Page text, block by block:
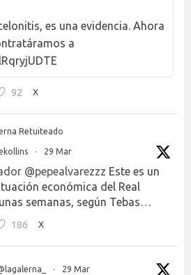
es una evidencia. Ahora
a
92 X
Retuiteado
· 29 Mar
@pepealvarezzz Este es un
económica del Real
semanas, según Tebas…
186 X
· 29 Mar